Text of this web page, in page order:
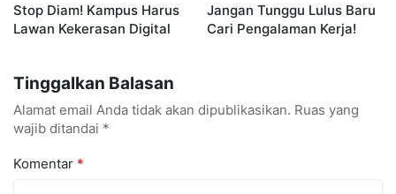
Stop Diam! Kampus Harus
Lawan Kekerasan Digital
Jangan Tunggu Lulus Baru
Cari Pengalaman Kerja!
Tinggalkan Balasan
Alamat email Anda tidak akan dipublikasikan. Ruas yang
wajib ditandai *
Komentar *